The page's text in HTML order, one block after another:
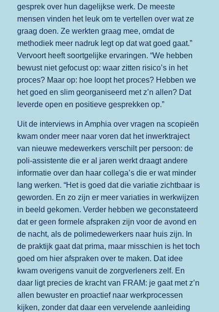
gesprek over hun dagelijkse werk. De meeste
mensen vinden het leuk om te vertellen over wat ze
graag doen. Ze werkten graag mee, omdat de
methodiek meer nadruk legt op dat wat goed gaat.”
Vervoort heeft soortgelijke ervaringen. “We hebben
bewust niet gefocust op: waar zitten risico’s in het
proces? Maar op: hoe loopt het proces? Hebben we
het goed en slim georganiseerd met z’n allen? Dat
leverde open en positieve gesprekken op.”
Uit de interviews in Amphia over vragen na scopieën
kwam onder meer naar voren dat het inwerktraject
van nieuwe medewerkers verschilt per persoon: de
poli-assistente die er al jaren werkt draagt andere
informatie over dan haar collega’s die er wat minder
lang werken. “Het is goed dat die variatie zichtbaar is
geworden. En zo zijn er meer variaties in werkwijzen
in beeld gekomen. Verder hebben we geconstateerd
dat er geen formele afspraken zijn voor de avond en
de nacht, als de polimedewerkers naar huis zijn. In
de praktijk gaat dat prima, maar misschien is het toch
goed om hier afspraken over te maken. Dat idee
kwam overigens vanuit de zorgverleners zelf. En
daar ligt precies de kracht van FRAM: je gaat met z’n
allen bewuster en proactief naar werkprocessen
kijken, zonder dat daar een vervelende aanleiding